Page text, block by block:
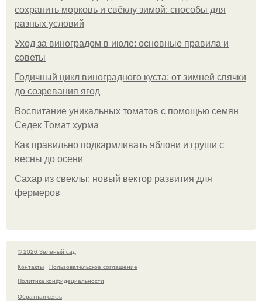
сохранить морковь и свёклу зимой: способы для
разных условий
Уход за виноградом в июле: основные правила и
советы
Годичный цикл виноградного куста: от зимней спячки
до созревания ягод
Воспитание уникальных томатов с помощью семян
Седек Томат хурма
Как правильно подкармливать яблони и груши с
весны до осени
Сахар из свеклы: новый вектор развития для
фермеров
© 2026 Зелёный сад
Контакты
Пользовательское соглашение
Политика конфидециальности
Обратная связь